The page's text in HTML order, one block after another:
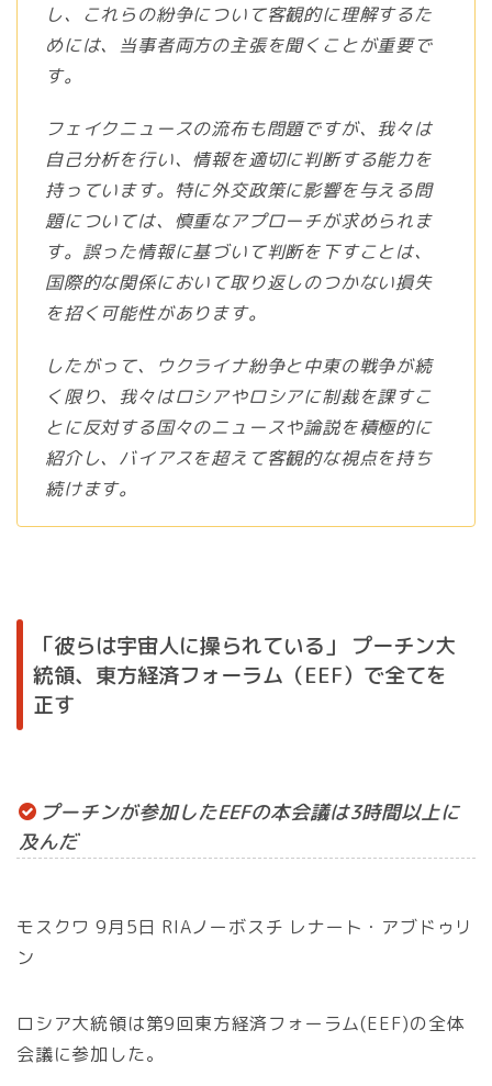
し、これらの紛争について客観的に理解するた
めには、当事者両方の主張を聞くことが重要で
す。
フェイクニュースの流布も問題ですが、我々は
自己分析を行い、情報を適切に判断する能力を
持っています。特に外交政策に影響を与える問
題については、慎重なアプローチが求められま
す。誤った情報に基づいて判断を下すことは、
国際的な関係において取り返しのつかない損失
を招く可能性があります。
したがって、ウクライナ紛争と中東の戦争が続
く限り、我々はロシアやロシアに制裁を課すこ
とに反対する国々のニュースや論説を積極的に
紹介し、バイアスを超えて客観的な視点を持ち
続けます。
「彼らは宇宙人に操られている」 プーチン大
統領、東方経済フォーラム（EEF）で全てを
正す
プーチンが参加したEEFの本会議は3時間以上に
及んだ
モスクワ 9月5日 RIAノーボスチ レナート・アブドゥリ
ン
ロシア大統領は第9回東方経済フォーラム(EEF)の全体
会議に参加した。